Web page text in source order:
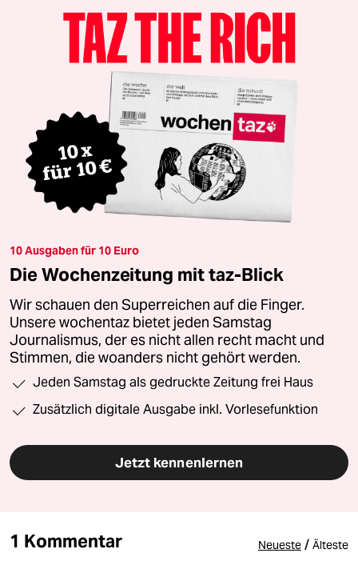
10 Ausgaben für 10 Euro
Die Wochenzeitung mit taz-Blick
Wir schauen den Superreichen auf die Finger.
Unsere wochentaz bietet jeden Samstag
Journalismus, der es nicht allen recht macht und
Stimmen, die woanders nicht gehört werden.
Jeden Samstag als gedruckte Zeitung frei Haus
Zusätzlich digitale Ausgabe inkl. Vorlesefunktion
Jetzt kennenlernen
1 Kommentar Neueste / Älteste